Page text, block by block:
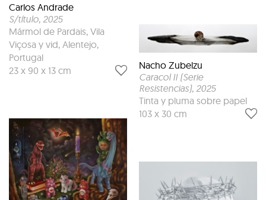
Carlos Andrade
S/título, 2025
Mármol de Pardais, Vila
Viçosa y vid, Alentejo,
Portugal
23 x 90 x 13 cm
Nacho Zubelzu
Caracol II (Serie
Resistencias), 2025
Tinta y pluma sobre papel
103 x 30 cm